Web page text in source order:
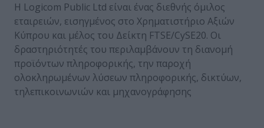
Η Logicom Public Ltd είναι ένας διεθνής όμιλος
εταιρειών, εισηγμένος στο Χρηματιστήριο Αξιών
Κύπρου και μέλος του Δείκτη FTSE/CySE20. Οι
δραστηριότητές του περιλαμβάνουν τη διανομή
προϊόντων πληροφορικής, την παροχή
ολοκληρωμένων λύσεων πληροφορικής, δικτύων,
τηλεπικοινωνιών και μηχανογράφησης